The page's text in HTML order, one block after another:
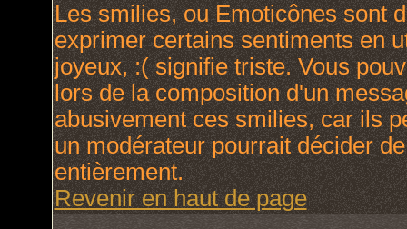
Les smilies, ou Emoticônes sont
exprimer certains sentiments en
joyeux, :( signifie triste. Vous
lors de la composition d'un
abusivement ces smilies, car ils
un modérateur pourrait décider
entièrement.
Revenir en haut de page